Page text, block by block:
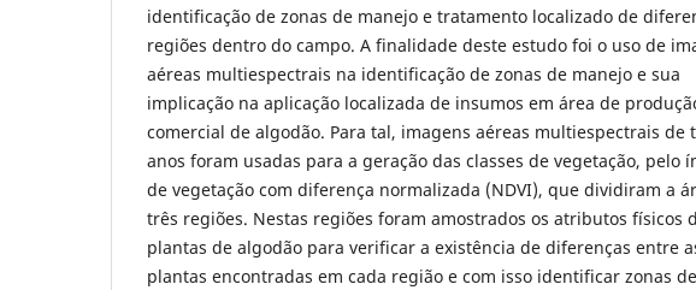
identificação de zonas de manejo e tratamento localizado de
regiões dentro do campo. A finalidade deste estudo foi o uso de
aéreas multiespectrais na identificação de zonas de manejo e sua
implicação na aplicação localizada de insumos em área de
comercial de algodão. Para tal, imagens aéreas multiespectrais de
anos foram usadas para a geração das classes de vegetação, pelo
de vegetação com diferença normalizada (NDVI), que dividiram a
três regiões. Nestas regiões foram amostrados os atributos físicos
plantas de algodão para verificar a existência de diferenças entre
plantas encontradas em cada região e com isso identificar zonas de